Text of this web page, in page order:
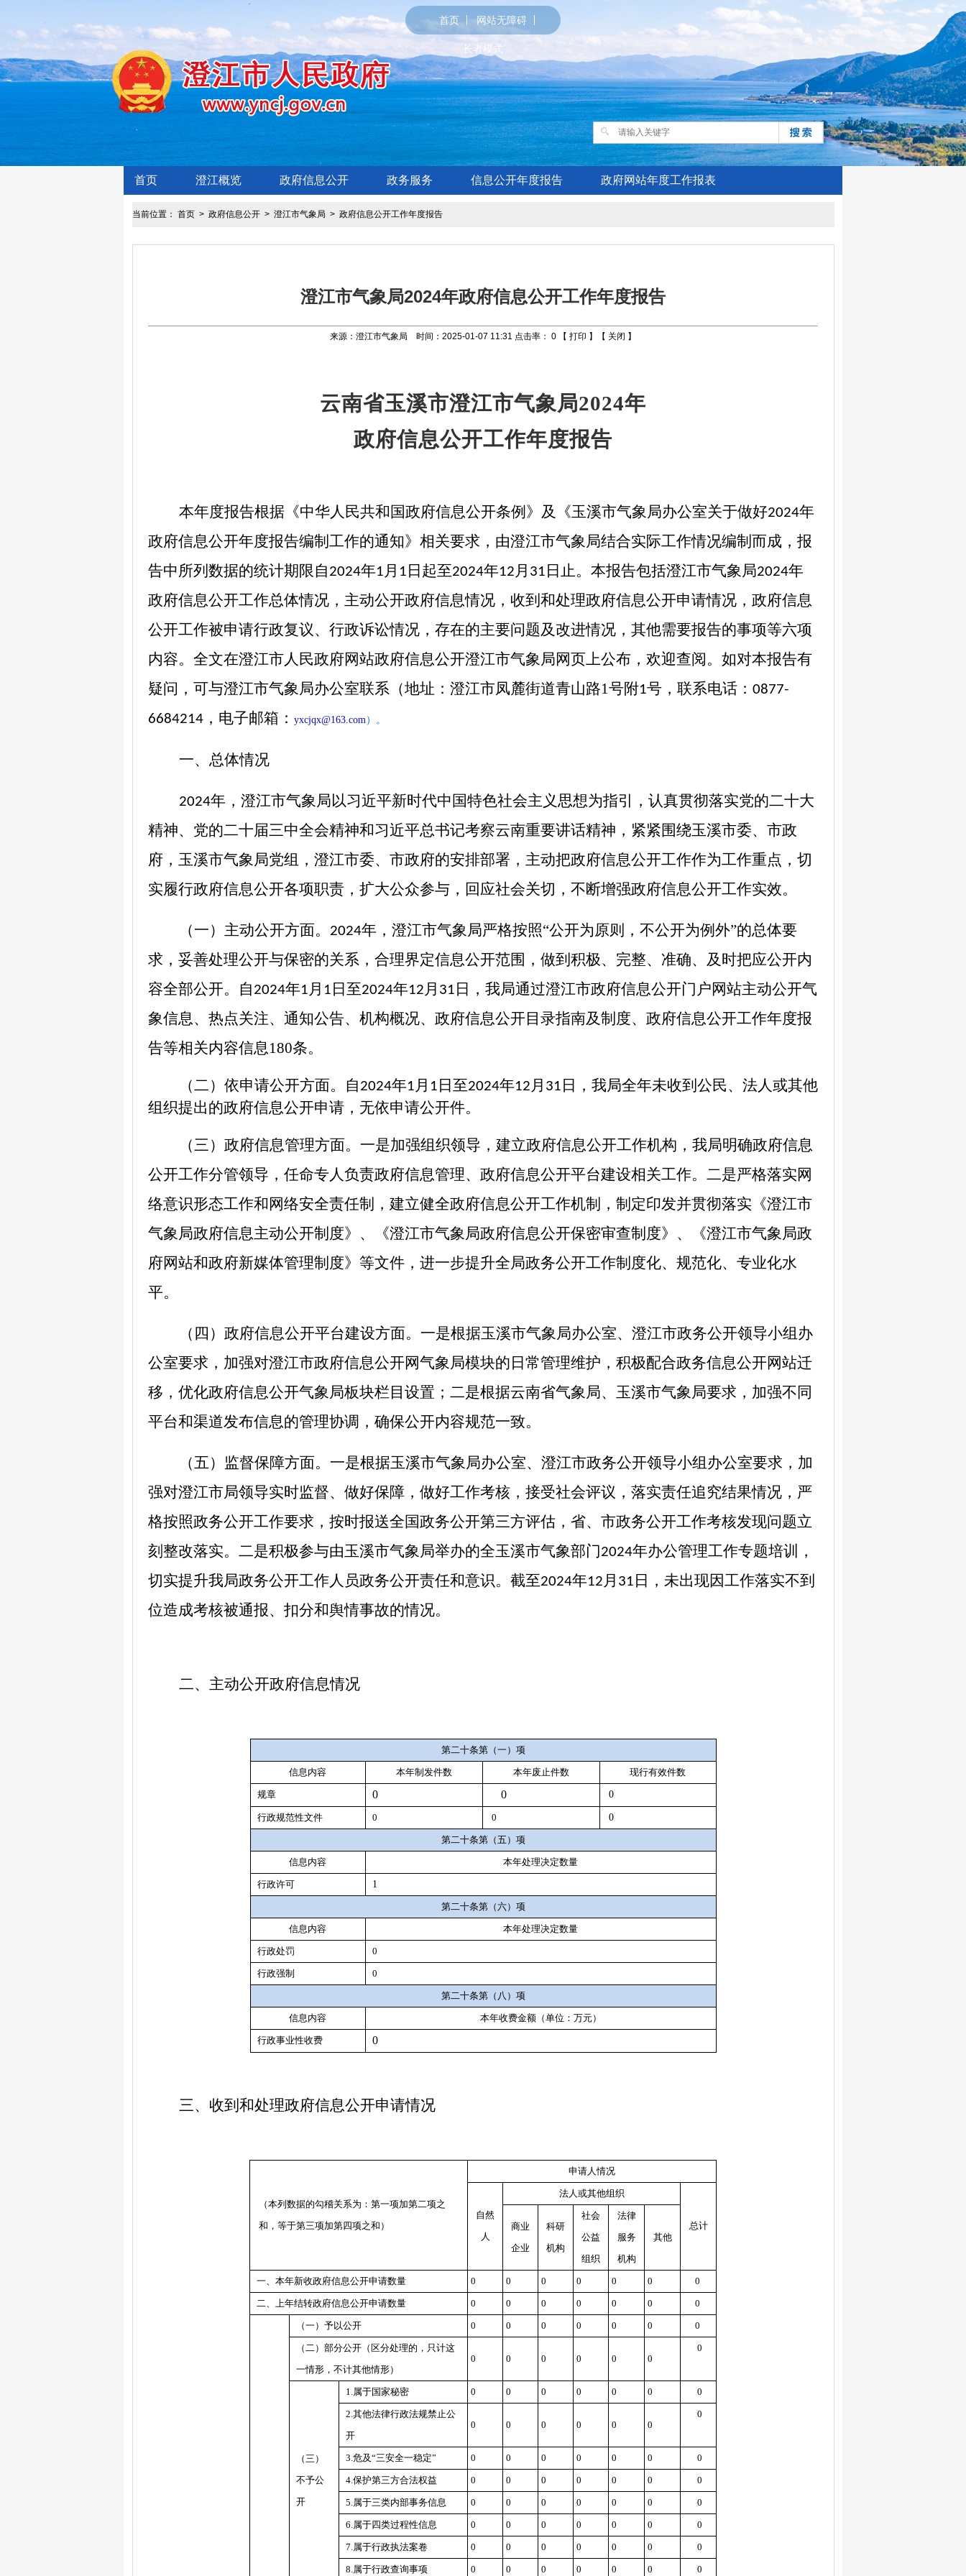
首页 网站无障碍
长者模式
首页 澄江概览 政府信息公开 政务服务 信息公开年度报告 政府网站年度工作报表
当前位置： 首页> 政府信息公开> 澄江市气象局 > 政府信息公开工作年度报告
澄江市气象局2024年政府信息公开工作年度报告
来源：澄江市气象局 时间：2025-01-07 11:31 点击率： 0 【 打印 】【 关闭 】
云南省玉溪市澄江市气象局2024年
政府信息公开工作年度报告
本年度报告根据《中华人民共和国政府信息公开条例》及《玉溪市气象局办公室关于做好2024年
政府信息公开年度报告编制工作的通知》相关要求 ，由澄江市气象局结合实际工作情况编制而成，报
告中所列数据的统计期限自2024年1月 1 日起至2024年12月 31 日止。本报告包括澄江市气象局2024年
政府信息公开工作总体情况，主动公开政府信息情况，收到和处理政府信息公开申请情况，政府信息
公开工作被申请行政复议、行政诉讼情况，存在的主要问题及改进情况，其他需要报告的事项等六项
内容。 全文在澄江市人民政府网站政府信息公开澄江市气象局网页上公布，欢迎查阅。如对本报告有
疑问，可与澄江市气象局办公室联系（地址：澄江市凤麓街道青山路1号附1号，联系电话： 0877-
6684214 ，电子邮箱： yxcjqx@163.com）。
一、总体情况
2024年，澄江市气象局以习近平新时代中国特色社会主义思想为指引，认真贯彻落实党的二十大
精神、 党的二十届三中全会精神和习近平总书记考察云南重要讲话精神，紧紧围绕玉溪市委、市政
府，玉溪市气象局党组， 澄江市委、 市政府的安排部署，主动把政府信息公开工作作为工作重点，切
实履行政府信息公开各项职责，扩大公众参与，回应社会关切，不断增强政府信息公开工作实效。
（一） 主动公开方面。 2024年， 澄江市气象局严格按照“公开为原则，不公开为例外”的总体要
求，妥善处理公开与保密的关系，合理界定信息公开范围，做到积极、完整、准确、及时把应公开内
容全部公开。自2024年1月 1 日至2024年12月 31 日， 我局通过澄江市政府信息公开门户网站主动公开气
象信息、热点关注、通知公告、机构概况、 政府信息公开目录指南及制度、政府信息公开工作年度报
告等相关内容信息180条。
（二）依申请公开方面。 自2024年1月 1 日至2024年12月 31 日，我局全年未收到公民、法人或其他
组织提出的政府信息公开申请 ，无依申请公开件。
（三）政府信息管理方面。 一是加强组织领导，建立政府信息公开工作机构，我局明确政府信息
公开工作分管领导，任命专人负责政府信息管理、政府信息公开平台建设相关工作。二是严格落实网
络意识形态工作和网络安全责任制，建立健全政府信息公开工作机制，制定印发并贯彻落实 《澄江市
气象局政府信息主动公开制度》、《澄江市气象局政府信息公开保密审查制度》、《澄江市气象局政
府网站和政府新媒体管理制度》等文件，进一步提升全局政务公开工作制度化、规范化、专业化水
平。
（四）政府信息公开平台建设方面。 一是根据玉溪市气象局办公室、 澄江市政务公开领导小组办
公室要求，加强对澄江市政府信息公开网气象局模块的 日常管理维护，积极配合政务信息公开网站迁
移，优化政府信息公开气象局板块栏目设置；二是根据云南省气象局、玉溪市气象局要求，加强不同
平台和渠道发布信息的管理协调，确保公开内容规范一致。
（五）监督保障方面。 一是根据玉溪市气象局办公室、 澄江市政务公开领导小组办公室要求，加
强对澄江市局领导实时监督、做好保障，做好工作考核，接受社会评议，落实责任追究结果情况，严
格按照政务公开工作要求，按时报送全国政务公开第三方评估，省、市政务公开工作考核发现问题立
刻整改落实。 二是积极参与由玉溪市气象局举办的全玉溪市气象部门2024年办公管理工作专题培训，
切实提升我局政务公开工作人员政务公开责任和意识。截至2024年12月 31 日，未出现因工作落实不到
位造成考核被通报、扣分和舆情事故的情况。
二、主动公开政府信息情况
第二十条第（一）项
信息内容 本年制 发件数 本年废止件数 现行有效件数
规章 0 0 0
行政规范性文件 0 0 0
第二十条第（五）项
信息内容 本年处理决定数量
行政许可 1
第二十条第（六）项
信息内容 本年处理决定数量
行政处罚 0
行政强制 0
第二十条第（八）项
信息内容 本年收费金额（单位：万元）
行政事业性收费 0
三、收到和处理政府信息公开申请情况
（本列数据的勾稽关系为：第一项加第二项之
和，等于第三项加第四项之和）
申请人情况
自然
人
法人或其他组织
总计
商业
企业
科研
机构
社会
公益
组织
法律
服务
机构
其他
一、本年新收政府信息公开申请数量 0 0 0 0 0 0 0
二、上年结转政府信息公开申请数量 0 0 0 0 0 0 0
（一）予以公开 0 0 0 0 0 0 0
（二）部分公开 （区分处理的，只计这
一情形，不计其他情形）
0 0 0 0 0 0
0
（三）
不予公
开
1.属于国家秘密 0 0 0 0 0 0 0
2.其他法律行政法规禁止公
开
0 0 0 0 0 0
0
3.危及“三安全一稳定” 0 0 0 0 0 0 0
4.保护第三方合法权益 0 0 0 0 0 0 0
5.属于三类内部事务信息 0 0 0 0 0 0 0
6.属于四类过程性信息 0 0 0 0 0 0 0
7.属于行政执法案卷 0 0 0 0 0 0 0
8.属于行政查询事项 0 0 0 0 0 0 0